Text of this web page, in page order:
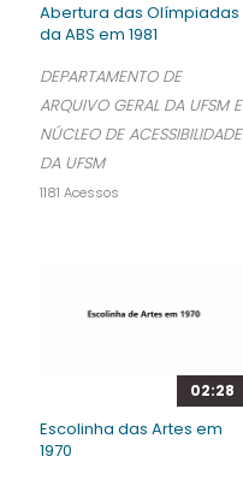
Abertura das Olímpiadas
da ABS em 1981
DEPARTAMENTO DE
ARQUIVO GERAL DA UFSM E
NÚCLEO DE ACESSIBILIDADE
DA UFSM
1181 Acessos
02:28
Escolinha das Artes em
1970